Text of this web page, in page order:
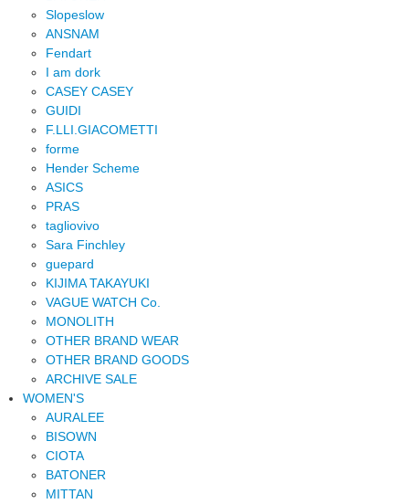
Slopeslow
ANSNAM
Fendart
I am dork
CASEY CASEY
GUIDI
F.LLI.GIACOMETTI
forme
Hender Scheme
ASICS
PRAS
tagliovivo
Sara Finchley
guepard
KIJIMA TAKAYUKI
VAGUE WATCH Co.
MONOLITH
OTHER BRAND WEAR
OTHER BRAND GOODS
ARCHIVE SALE
WOMEN'S
AURALEE
BISOWN
CIOTA
BATONER
MITTAN